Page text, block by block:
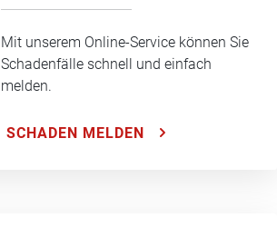
Mit unserem Online-Service können Sie
Schadenfälle schnell und einfach
melden.
SCHADEN MELDEN